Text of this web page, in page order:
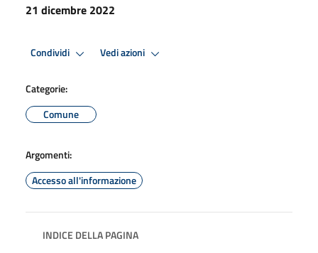
21 dicembre 2022
Condividi Vedi azioni
Categorie:
Comune
Argomenti:
Accesso all'informazione
INDICE DELLA PAGINA